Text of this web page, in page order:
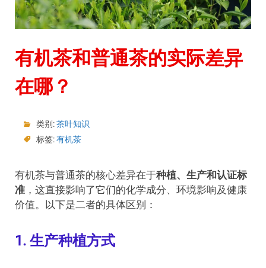
有机茶和普通茶的实际差异
在哪？
类别:茶叶知识
标签:有机茶
有机茶与普通茶的核心差异在于种植、生产和认证标
准 ，这直接影响了它们的化学成分、环境影响及健康
价值。以下是二者的具体区别：
1. 生产种植方式